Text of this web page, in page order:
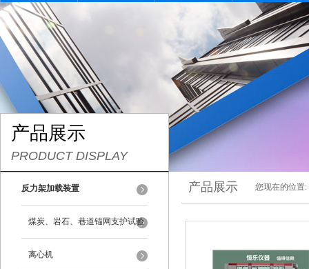
产品展示
PRODUCT DISPLAY
反力架加载装置
煤炭、岩石、巷道锚网支护试验
离心机
产品展示 您现在的位置: